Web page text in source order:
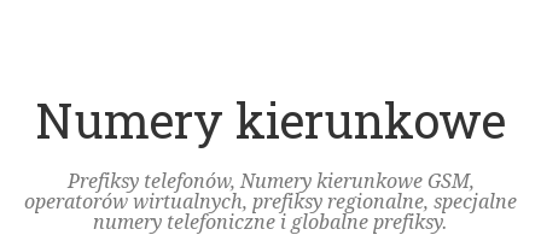
Numery kierunkowe
Prefiksy telefonów, Numery kierunkowe GSM,
operatorów wirtualnych, prefiksy regionalne, specjalne
numery telefoniczne i globalne prefiksy.